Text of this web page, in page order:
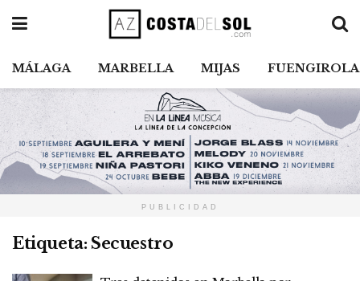
MÁLAGA MARBELLA MIJAS FUENGIROLA
PUBLICIDAD
Etiqueta: Secuestro